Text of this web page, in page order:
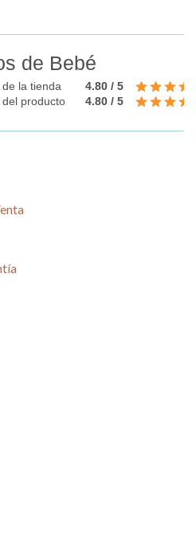
de Bebé
la tienda
4.80 / 5
producto
4.80 / 5